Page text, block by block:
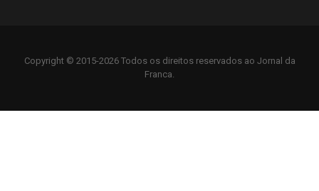
Copyright © 2015-2026 Todos os direitos reservados ao Jornal da
Franca.